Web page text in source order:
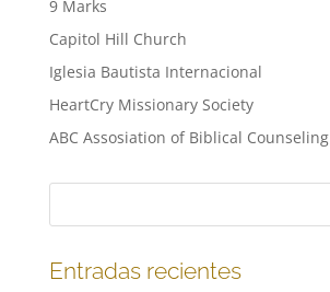
9 Marks
Capitol Hill Church
Iglesia Bautista Internacional
HeartCry Missionary Society
ABC Assosiation of Biblical Counseling
Entradas recientes